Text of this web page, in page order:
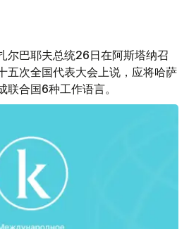
尔巴耶夫总统26日在阿斯塔纳召
五次全国代表大会上说，应将哈萨
合国6种工作语言。